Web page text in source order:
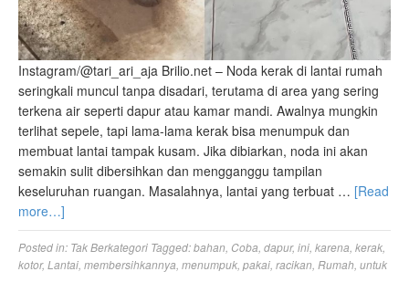
Instagram/@tari_ari_aja Brilio.net – Noda kerak di lantai rumah
seringkali muncul tanpa disadari, terutama di area yang sering
terkena air seperti dapur atau kamar mandi. Awalnya mungkin
terlihat sepele, tapi lama-lama kerak bisa menumpuk dan
membuat lantai tampak kusam. Jika dibiarkan, noda ini akan
semakin sulit dibersihkan dan mengganggu tampilan
keseluruhan ruangan. Masalahnya, lantai yang terbuat … [Read
more…]
Posted in: Tak Berkategori Tagged:bahan Coba dapur, ini karena kerak
kotor, Lantai membersihkannya menumpuk pakai racikan Rumah untuk